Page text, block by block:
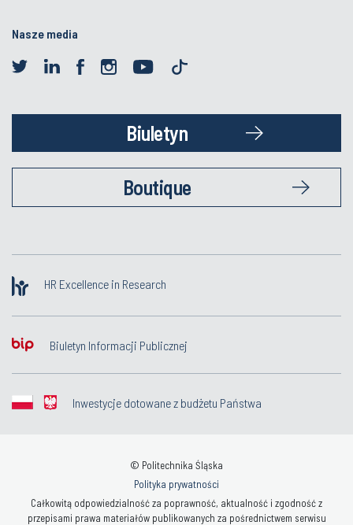
Nasze media
Biuletyn
Boutique
HR Excellence in Research
Biuletyn Informacji Publicznej
Inwestycje dotowane z budżetu Państwa
© Politechnika Śląska
Polityka prywatności
Całkowitą odpowiedzialność za poprawność, aktualność i zgodność z
przepisami prawa materiałów publikowanych za pośrednictwem serwisu